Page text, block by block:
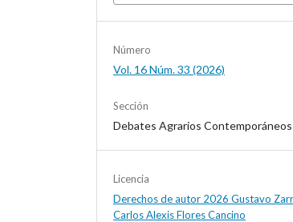
Número
Vol. 16 Núm. 33 (2026)
Sección
Debates Agrarios Contemporáneos
Licencia
Derechos de autor 2026 Gustavo
Carlos Alexis Flores Cancino